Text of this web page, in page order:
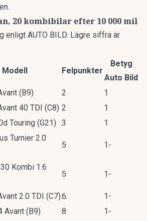
20 kombibilar efter 10 000 mil
enligt AUTO BILD. Lägre siffra är
Modell Felpunkter
Betyg
Auto Bild
(B9) 2
1
40 TDI (C8) 2
1
Touring (G21) 3 1
Turnier 2.0
5 1-
Kombi 1.6
5 1-
2.0 TDI (C7)6
1-
Avant (B9) 8 1-